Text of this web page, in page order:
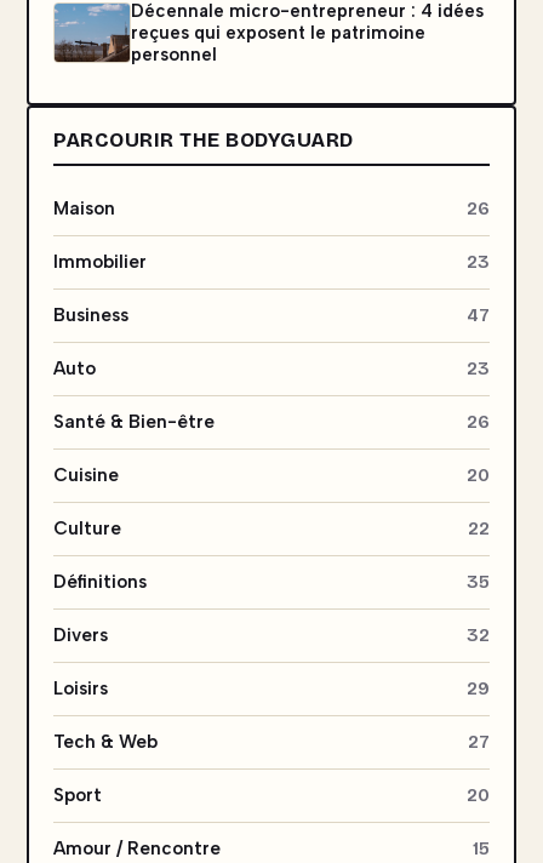
Décennale micro-entrepreneur : 4 idées
reçues qui exposent le patrimoine
personnel
PARCOURIR THE BODYGUARD
Maison 26
Immobilier 23
Business 47
Auto 23
Santé & Bien-être 26
Cuisine 20
Culture 22
Définitions 35
Divers 32
Loisirs 29
Tech & Web 27
Sport 20
Amour / Rencontre 15